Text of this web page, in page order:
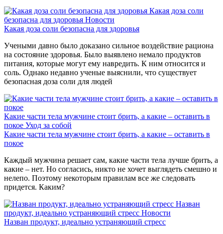
Какая доза соли
безопасна для здоровья Новости
Какая доза соли безопасна для здоровья
Учеными давно было доказано сильное воздействие рациона
на состояние здоровья. Было выявлено немало продуктов
питания, которые могут ему навредить. К ним относится и
соль. Однако недавно ученые выяснили, что существует
безопасная доза соли для людей
Какие части тела мужчине стоит брить, а какие – оставить в
покое Уход за собой
Какие части тела мужчине стоит брить, а какие – оставить в
покое
Каждый мужчина решает сам, какие части тела лучше брить, а
какие – нет. Но согласись, никто не хочет выглядеть смешно и
нелепо. Поэтому некоторым правилам все же следовать
придется. Каким?
Назван
продукт, идеально устраняющий стресс Новости
Назван продукт, идеально устраняющий стресс